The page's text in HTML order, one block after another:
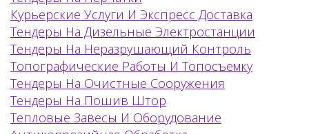
Курьерские Услуги И Экспресс Доставка
Тендеры На Дизельные Электростанции
Тендеры На Неразрушающий Контроль
Топографические Работы И Топосъемку
Тендеры На Очистные Сооружения
Тендеры На Пошив Штор
Тепловые Завесы И Оборудование